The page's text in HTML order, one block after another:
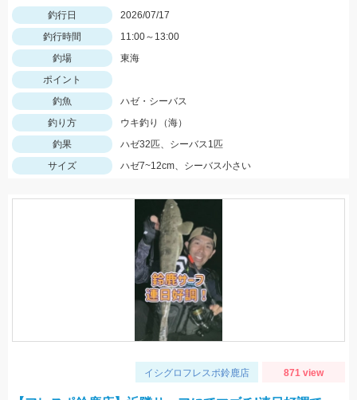
釣行日
2026/07/17
釣行時間
11:00～13:00
釣場
東海
ポイント
釣魚
ハゼ・シーバス
釣り方
ウキ釣り（海）
釣果
ハゼ32匹、シーバス1匹
サイズ
ハゼ7~12cm、シーバス小さい
イシグロフレスポ鈴鹿店 871 view